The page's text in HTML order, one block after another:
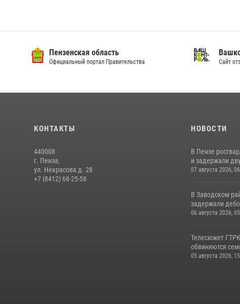
Пензенская область
Официальный портал Правительства Сайт
КОНТАКТЫ
440008
г. Пенза,
ул. Некрасова д. 28
+7 (8412) 68-25-58
НОВОСТИ
В Пензе
и задержали
07 августа 2026,
В Заводском
задержали
06 августа 2026,
Телесюжет
обвиняются
05 августа 2026,